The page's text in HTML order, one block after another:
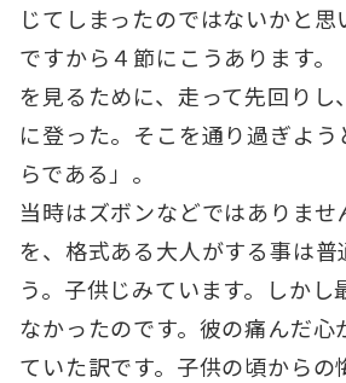
じてしまったのではないかと思
ですから４節にこうあります。
を見るために、走って先回りし
に登った。そこを通り過ぎよ
らである」。
当時はズボンなどではありま
を、格式ある大人がする事は普
う。子供じみています。しかし
なかったのです。彼の痛んだ心
ていた訳です。子供の頃からの